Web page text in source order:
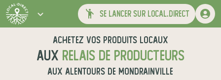
se lancer sur local.direct
Achetez vos produits locaux
aux relais de producteurs
aux alentours de Mondrainville